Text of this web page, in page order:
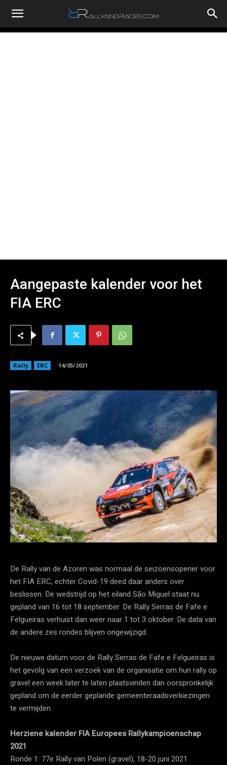
RallyandRaces.com
Aangepaste kalender voor het
FIA ERC
Rally ERC 14/05/2021
De Rally van de Azoren was normaal de seizoensopener voor
het FIA ERC, echter Covid-19 deed daar anders over
beslissen. De wedstrijd op het eiland São Miguel staat nu
gepland van 16 tot 18 september. De Rally Serras de Fafe e
Felgueiras verhuist dan weer naar 1 tot 3 oktober. De data van
de andere zes rondes blijven ongewijzigd.
De nieuwe datum voor de Rally Serras de Fafe e Felgueiras is
het gevolg van een verzoek van de organisatie om hun rally op
gravel een week later te laten plaatsvinden dan oorspronkelijk
gepland om de eerder geplande gemeenteraadsverkiezingen
te vermijden.
Herziene kalender FIA Europees Rallykampioenschap
2021
Ronde 1: 77e Rally van Polen (gravel), 18-20 juni 2021